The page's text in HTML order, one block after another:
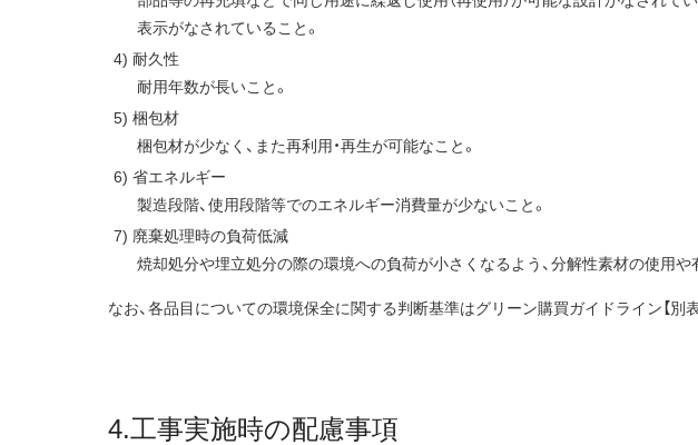
表示がなされていること。
耐久性
耐用年数が長いこと。
梱包材
梱包材が少なく、また再利用・再生が可能なこと。
省エネルギー
製造段階、使用段階等でのエネルギー消費量が少ないこと。
廃棄処理時の負荷低減
焼却処分や埋立処分の際の環境への負荷が小さくなるよう、分解性素材の使用
なお、各品目についての環境保全に関する判断基準はグリーン購買ガイドライン【別
4.工事実施時の配慮事項